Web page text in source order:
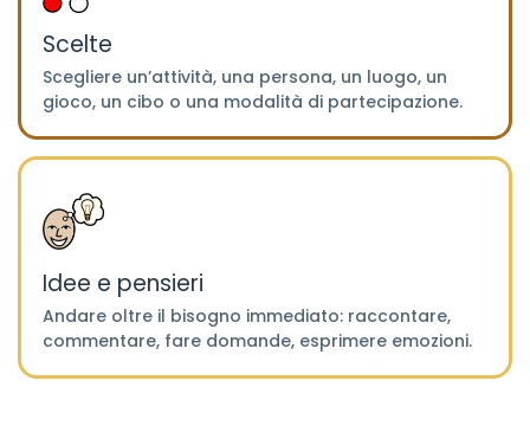
Scelte
Scegliere un’attività, una persona, un luogo, un
gioco, un cibo o una modalità di partecipazione.
Idee e pensieri
Andare oltre il bisogno immediato: raccontare,
commentare, fare domande, esprimere emozioni.